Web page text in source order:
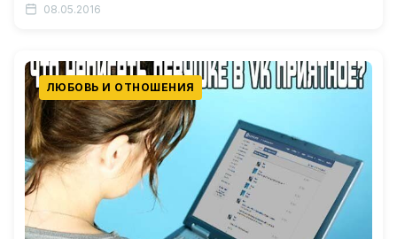
08.05.2016
ЛЮБОВЬ И ОТНОШЕНИЯ